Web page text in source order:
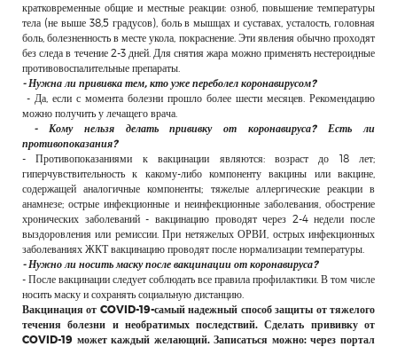
кратковременные общие и местные реакции: озноб, повышение температуры
тела (не выше 38,5 градусов), боль в мышцах и суставах, усталость, головная
боль, болезненность в месте укола, покраснение. Эти явления обычно проходят
без следа в течение 2-3 дней. Для снятия жара можно применять нестероидные
противовоспалительные препараты.
- Нужна ли прививка тем, кто уже переболел коронавирусом?
- Да, если с момента болезни прошло более шести месяцев. Рекомендацию
можно получить у лечащего врача.
- Кому нельзя делать прививку от коронавируса? Есть ли
противопоказания?
- Противопоказаниями к вакцинации являются: возраст до 18 лет;
гиперчувствительность к какому-либо компоненту вакцины или вакцине,
содержащей аналогичные компоненты; тяжелые аллергические реакции в
анамнезе; острые инфекционные и неинфекционные заболевания, обострение
хронических заболеваний - вакцинацию проводят через 2-4 недели после
выздоровления или ремиссии. При нетяжелых ОРВИ, острых инфекционных
заболеваниях ЖКТ вакцинацию проводят после нормализации температуры.
- Нужно ли носить маску после вакцинации от коронавируса?
- После вакцинации следует соблюдать все правила профилактики. В том числе
носить маску и сохранять социальную дистанцию.
Вакцинация от COVID-19-самый надежный способ защиты от тяжелого
течения болезни и необратимых последствий. Сделать прививку от
COVID-19 может каждый желающий. Записаться можно: через портал